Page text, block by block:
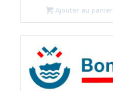
Ajouter au panier